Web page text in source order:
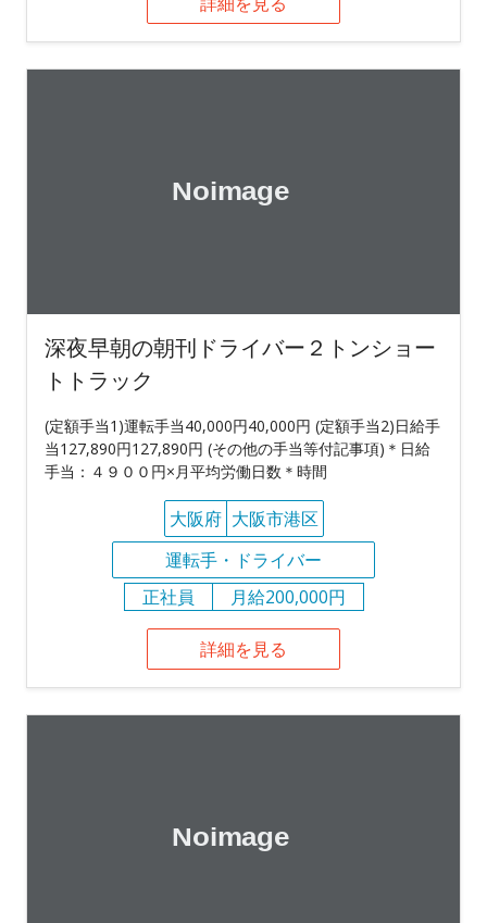
深夜早朝の朝刊ドライバー２トンショー
トトラック
(定額手当1)運転手当40,000円40,000円 (定額手当2)日給手
当127,890円127,890円 (その他の手当等付記事項)＊日給
手当：４９００円×月平均労働日数＊時間
大阪府 大阪市港区
運転手・ドライバー
正社員
月給200,000円
詳細を見る